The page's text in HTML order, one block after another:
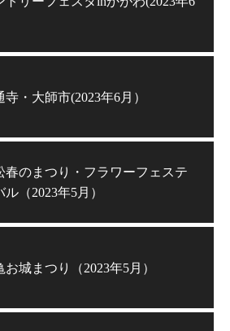
寺・大師市(2023年6月）
春のまつり・フラワーフェステ
ル（2023年5月）
お城まつり（2023年5月）